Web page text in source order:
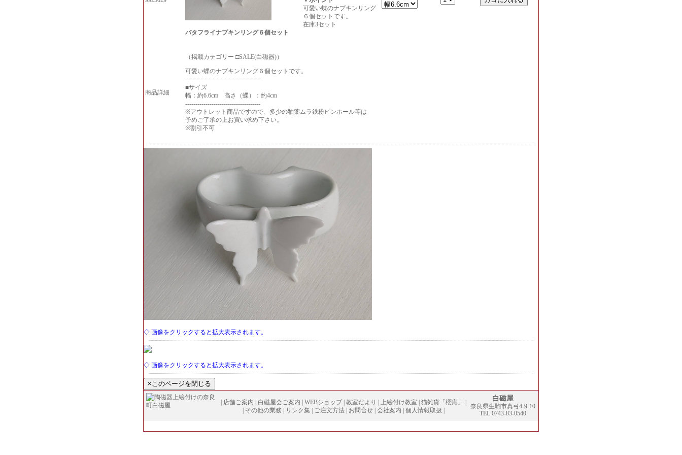
バタフライナプキンリング６個セット
可愛い蝶のナプキンリング
６個セットです。
在庫3セット
商品詳細
（掲載カテゴリー □SALE(白磁器)）
可愛い蝶のナプキンリング６個セットです。
-------------------------------------
■サイズ
幅：約6.6cm 高さ（蝶）：約4cm
-------------------------------------
※アウトレット商品ですので、多少の釉薬ムラ鉄粉ピンホール等は
予めご了承の上お買い求め下さい。
※割引不可
◇ 画像をクリックすると拡大表示されます。
◇ 画像をクリックすると拡大表示されます。
| 店舗ご案内 | 白磁屋会ご案内 | WEBショップ| 教室だより | 上絵付け教室 | 猫雑貨「櫻庵」
|
| その他の業務 | リンク集 | ご注文方法 | お問合せ | 会社案内 | 個人情報取扱 |
白磁屋
奈良県生駒市真弓4-9-10
TEL 0743-83-0540